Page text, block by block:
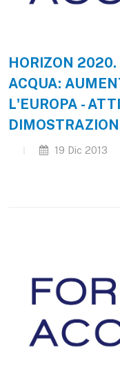
HORIZON
ACQUA:
L'EUROPA -
19 Dic 2013